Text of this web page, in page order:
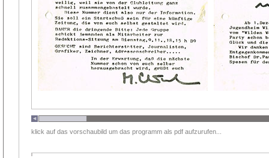
klick auf das vorschaubild um das programm als pdf aufzurufen...